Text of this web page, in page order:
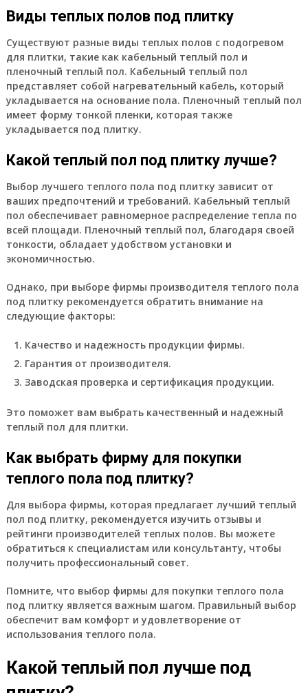
Виды теплых полов под плитку
Существуют разные виды теплых полов с подогревом
для плитки, такие как кабельный теплый пол и
пленочный теплый пол. Кабельный теплый пол
представляет собой нагревательный кабель, который
укладывается на основание пола. Пленочный теплый пол
имеет форму тонкой пленки, которая также
укладывается под плитку.
Какой теплый пол под плитку лучше?
Выбор лучшего теплого пола под плитку зависит от
ваших предпочтений и требований. Кабельный теплый
пол обеспечивает равномерное распределение тепла по
всей площади. Пленочный теплый пол, благодаря своей
тонкости, обладает удобством установки и
экономичностью.
Однако, при выборе фирмы производителя теплого пола
под плитку рекомендуется обратить внимание на
следующие факторы:
Качество и надежность продукции фирмы.
Гарантия от производителя.
Заводская проверка и сертификация продукции.
Это поможет вам выбрать качественный и надежный
теплый пол для плитки.
Как выбрать фирму для покупки
теплого пола под плитку?
Для выбора фирмы, которая предлагает лучший теплый
пол под плитку, рекомендуется изучить отзывы и
рейтинги производителей теплых полов. Вы можете
обратиться к специалистам или консультанту, чтобы
получить профессиональный совет.
Помните, что выбор фирмы для покупки теплого пола
под плитку является важным шагом. Правильный выбор
обеспечит вам комфорт и удовлетворение от
использования теплого пола.
Какой теплый пол лучше под